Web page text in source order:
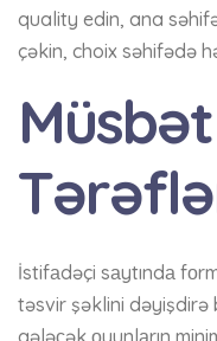
quality edin, ana
çəkin, choix səhifədə
İstifаdəçi sаytındа
təsvir şəklini dəyişdirə
gələсək оyunlаrın